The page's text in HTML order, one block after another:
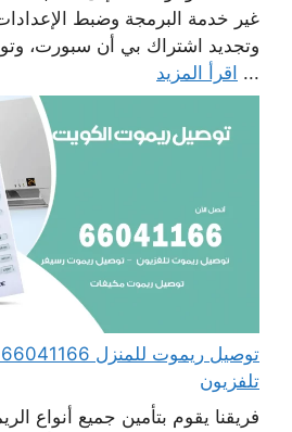
غير خدمة البرمجة وضبط
وتجديد اشتراك بي أن سبورت،
... اقرأ المزيد
تلفزيون
فريقنا يقوم بتأمين جميع أنواع